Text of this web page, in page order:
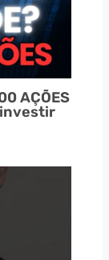
AÇÕES
investir